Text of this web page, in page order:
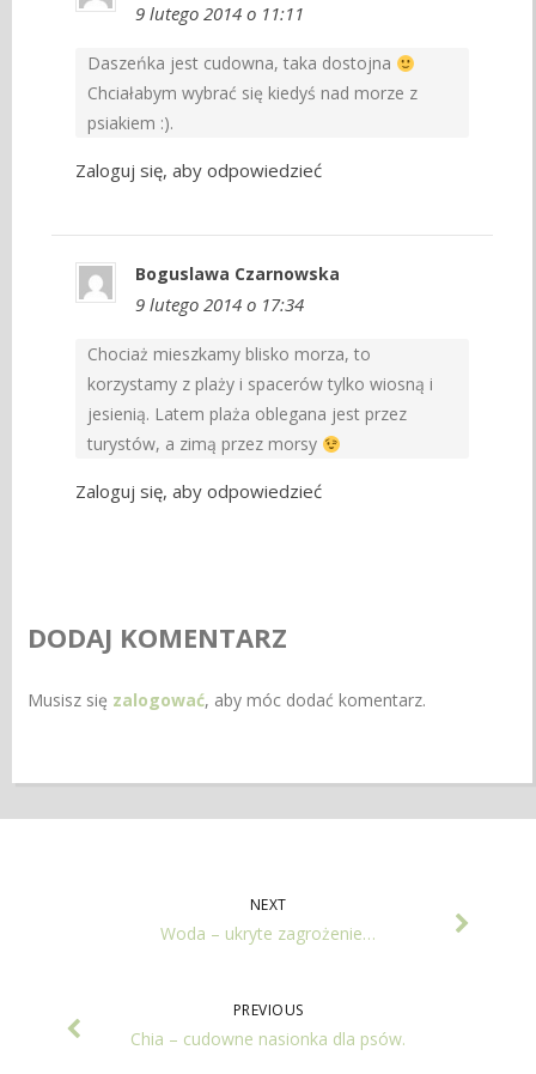
9 lutego 2014 o 11:11
Daszeńka jest cudowna, taka dostojna
Chciałabym wybrać się kiedyś nad morze z
psiakiem :).
Zaloguj się, aby odpowiedzieć
Boguslawa Czarnowska
9 lutego 2014 o 17:34
Chociaż mieszkamy blisko morza, to
korzystamy z plaży i spacerów tylko wiosną i
jesienią. Latem plaża oblegana jest przez
turystów, a zimą przez morsy
Zaloguj się, aby odpowiedzieć
DODAJ KOMENTARZ
Musisz się zalogować, aby móc dodać komentarz.
NEXT
Woda – ukryte zagrożenie…
PREVIOUS
Chia – cudowne nasionka dla psów.